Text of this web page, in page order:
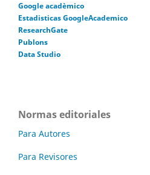
Google acadèmico
Estadisticas GoogleAcademico
ResearchGate
Publons
Data Studio
Normas editoriales
Para Autores
Para Revisores